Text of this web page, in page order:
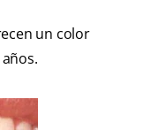
un color